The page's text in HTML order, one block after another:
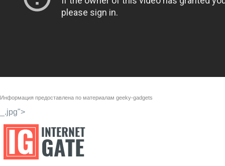
Информация предоставлена по материалам geeky-gadgets
_.jpg">